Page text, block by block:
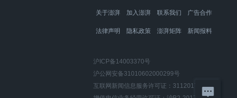
关于澎湃 加入澎湃 联系我们 广告合作
法律声明 隐私政策 澎湃矩阵 新闻报料
沪ICP备14003370号
沪公网安备31010602000299号
互联网新闻信息服务许可证：31120170006